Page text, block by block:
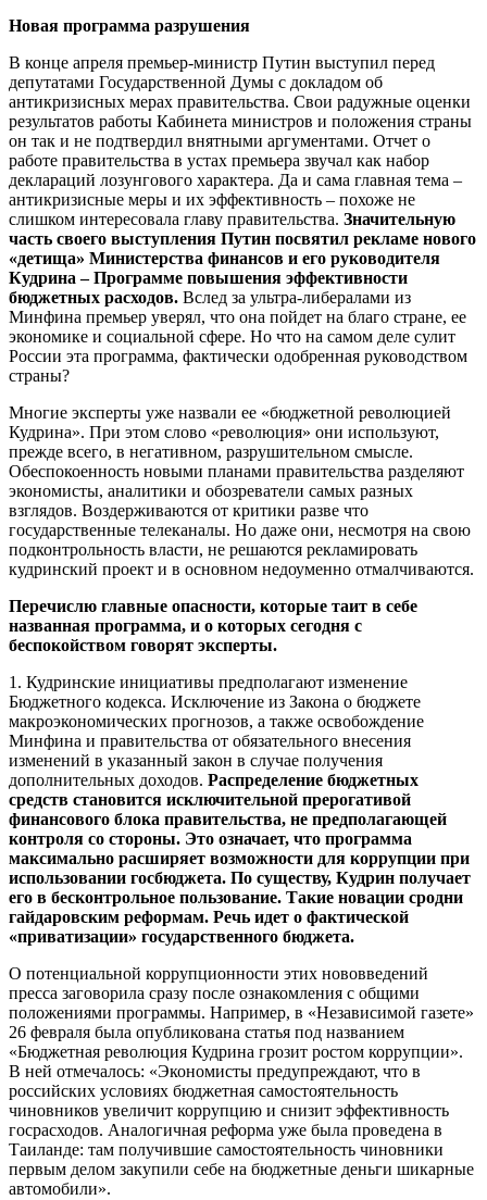
Новая программа разрушения
В конце апреля премьер-министр Путин выступил перед
депутатами Государственной Думы с докладом об
антикризисных мерах правительства. Свои радужные оценки
результатов работы Кабинета министров и положения страны
он так и не подтвердил внятными аргументами. Отчет о
работе правительства в устах премьера звучал как набор
деклараций лозунгового характера. Да и сама главная тема –
антикризисные меры и их эффективность – похоже не
слишком интересовала главу правительства. Значительную
часть своего выступления Путин посвятил рекламе нового
«детища» Министерства финансов и его руководителя
Кудрина – Программе повышения эффективности
бюджетных расходов. Вслед за ультра-либералами из
Минфина премьер уверял, что она пойдет на благо стране, ее
экономике и социальной сфере. Но что на самом деле сулит
России эта программа, фактически одобренная руководством
страны?
Многие эксперты уже назвали ее «бюджетной революцией
Кудрина». При этом слово «революция» они используют,
прежде всего, в негативном, разрушительном смысле.
Обеспокоенность новыми планами правительства разделяют
экономисты, аналитики и обозреватели самых разных
взглядов. Воздерживаются от критики разве что
государственные телеканалы. Но даже они, несмотря на свою
подконтрольность власти, не решаются рекламировать
кудринский проект и в основном недоуменно отмалчиваются.
Перечислю главные опасности, которые таит в себе
названная программа, и о которых сегодня с
беспокойством говорят эксперты.
1. Кудринские инициативы предполагают изменение
Бюджетного кодекса. Исключение из Закона о бюджете
макроэкономических прогнозов, а также освобождение
Минфина и правительства от обязательного внесения
изменений в указанный закон в случае получения
дополнительных доходов. Распределение бюджетных
средств становится исключительной прерогативой
финансового блока правительства, не предполагающей
контроля со стороны. Это означает, что программа
максимально расширяет возможности для коррупции при
использовании госбюджета. По существу, Кудрин получает
его в бесконтрольное пользование. Такие новации сродни
гайдаровским реформам. Речь идет о фактической
«приватизации» государственного бюджета.
О потенциальной коррупционности этих нововведений
пресса заговорила сразу после ознакомления с общими
положениями программы. Например, в «Независимой газете»
26 февраля была опубликована статья под названием
«Бюджетная революция Кудрина грозит ростом коррупции».
В ней отмечалось: «Экономисты предупреждают, что в
российских условиях бюджетная самостоятельность
чиновников увеличит коррупцию и снизит эффективность
госрасходов. Аналогичная реформа уже была проведена в
Таиланде: там получившие самостоятельность чиновники
первым делом закупили себе на бюджетные деньги шикарные
автомобили».